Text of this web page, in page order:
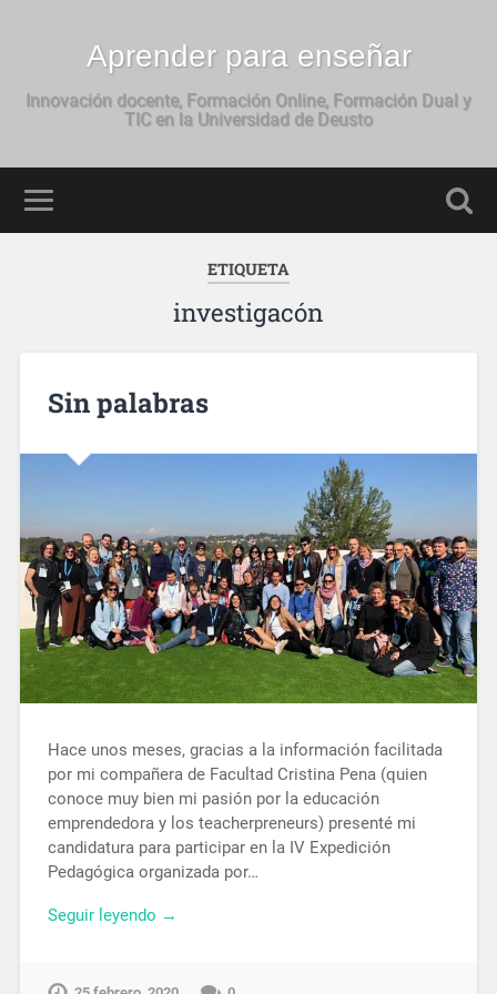
Aprender para enseñar
Innovación docente, Formación Online, Formación Dual y
TIC en la Universidad de Deusto
ETIQUETA
investigacón
Sin palabras
Hace unos meses, gracias a la información facilitada
por mi compañera de Facultad Cristina Pena (quien
conoce muy bien mi pasión por la educación
emprendedora y los teacherpreneurs) presenté mi
candidatura para participar en la IV Expedición
Pedagógica organizada por…
Seguir leyendo →